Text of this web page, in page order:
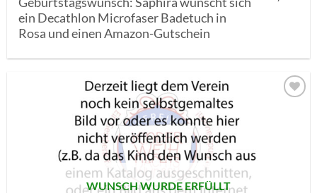
ein Decathlon Microfaser Badetuch in
Rosa und einen Amazon-Gutschein
WUNSCH WURDE ERFÜLLT